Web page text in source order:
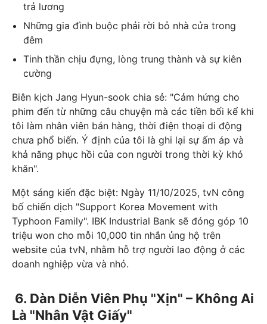
trả lương
Những gia đình buộc phải rời bỏ nhà cửa trong
đêm
Tinh thần chịu đựng, lòng trung thành và sự kiên
cường
Biên kịch Jang Hyun-sook chia sẻ: "Cảm hứng cho
phim đến từ những câu chuyện mà các tiền bối kể khi
tôi làm nhân viên bán hàng, thời điện thoại di động
chưa phổ biến. Ý định của tôi là ghi lại sự ấm áp và
khả năng phục hồi của con người trong thời kỳ khó
khăn".
Một sáng kiến đặc biệt: Ngày 11/10/2025, tvN công
bố chiến dịch "Support Korea Movement with
Typhoon Family". IBK Industrial Bank sẽ đóng góp 10
triệu won cho mỗi 10,000 tin nhắn ủng hộ trên
website của tvN, nhằm hỗ trợ người lao động ở các
doanh nghiệp vừa và nhỏ.
6. Dàn Diễn Viên Phụ "Xịn" – Không Ai
Là "Nhân Vật Giấy"